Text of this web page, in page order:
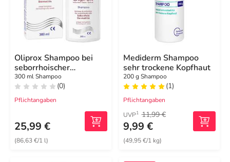
Oliprox Shampoo bei
seborrhoischer
Dermatitis und
Schuppen
300 ml Shampoo
(0)
Pflichtangaben
25,99 €
(86,63 €/1 l)
Mediderm Shampoo
sehr trockene Kopfhaut
200 g Shampoo
(1)
Pflichtangaben
UVP1 11,99 €
9,99 €
(49,95 €/1 kg)